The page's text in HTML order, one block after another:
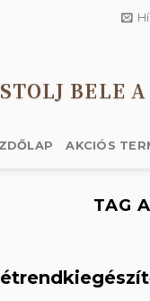
BELE
AKCIÓS
TAG